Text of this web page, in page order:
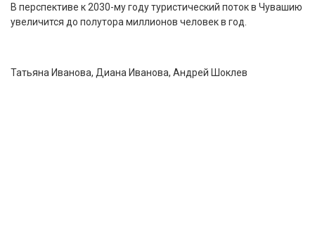
В перспективе к 2030-му году туристический поток в Чувашию
увеличится до полутора миллионов человек в год.
Татьяна Иванова, Диана Иванова, Андрей Шоклев